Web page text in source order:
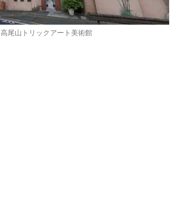
高尾山トリックアート美術館